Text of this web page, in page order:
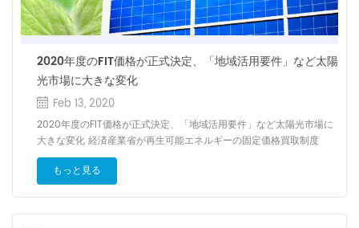
2020年度のFIT価格が正式決定、「地域活用要件」など太陽
光市場に大きな変化
Feb 13, 2020
2020年度のFIT価格が正式決定、「地域活用要件」など太陽光市場に
大きな変化 経済産業省が再生可能エネルギーの固定価格買取制度
（FIT）における2020年度の買取価格・賦課金単価などを公表。需要
家が負担する賦課金単価は2019年度から0.03円上がり2.98円/kWhと
なった他、「地域活用要件」などの新たな認定制度が設けられてい
もっと見る